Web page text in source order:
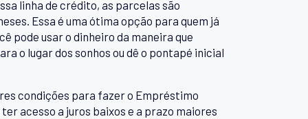
linha de crédito, as parcelas são
Essa é uma ótima opção para quem já
pode usar o dinheiro da maneira que
o lugar dos sonhos ou dê o pontapé inicial
condições para fazer o Empréstimo
acesso a juros baixos e a prazo maiores